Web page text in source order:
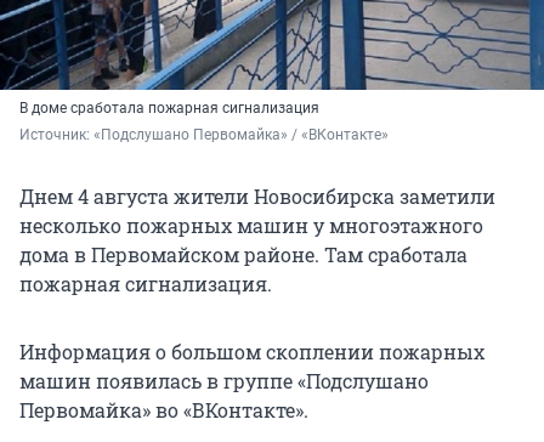
В доме сработала пожарная сигнализация
Источник: «Подслушано Первомайка» / «ВКонтакте»
Днем 4 августа жители Новосибирска заметили
несколько пожарных машин у многоэтажного
дома в Первомайском районе. Там сработала
пожарная сигнализация.
Информация о большом скоплении пожарных
машин появилась в группе «Подслушано
Первомайка» во «ВКонтакте».